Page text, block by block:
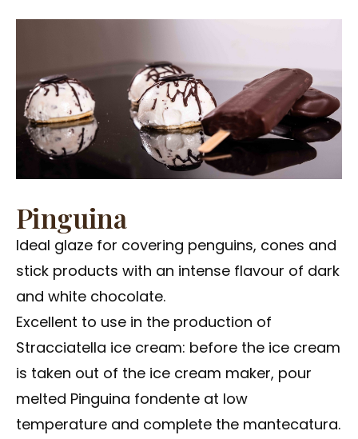
Pinguina
Ideal glaze for covering penguins, cones and
stick products with an intense flavour of dark
and white chocolate.
Excellent to use in the production of
Stracciatella ice cream: before the ice cream
is taken out of the ice cream maker, pour
melted Pinguina fondente at low
temperature and complete the mantecatura.